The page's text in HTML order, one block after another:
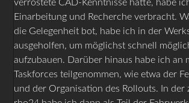
verrostete CAD-Kenntnisse hatte, habe
Einarbeitung und Recherche verbracht.
die Gelegenheit bot, habe ich in der
ausgeholfen, um möglichst schnell
aufzubauen. Darüber hinaus habe ich an
Taskforces teilgenommen, wie etwa der
und der Organisation des Rollouts. In der